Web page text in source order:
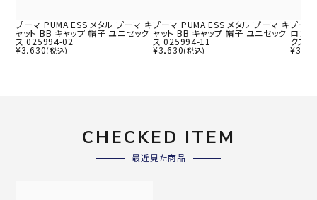
プーマ PUMA ESS メタル プーマ キ
ャット BB キャップ 帽子 ユニセック
ス 025994-02
¥3,630(税込)
プーマ PUMA ESS メタル プーマ キ
ャット BB キャップ 帽子 ユニセック
ス 025994-11
¥3,630(税込)
プー
ロゴ
クス
¥
CHECKED ITEM
最近見た商品